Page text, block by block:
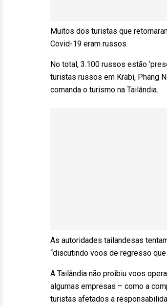
Muitos dos turistas que
Covid-19 eram russos.
No total, 3.100 russos estão
turistas russos em Krabi, Phang
comanda o turismo na Tailândia.
As autoridades tailandesas
“discutindo voos de regresso
A Tailândia não proibiu voos
algumas empresas – como a
turistas afetados a